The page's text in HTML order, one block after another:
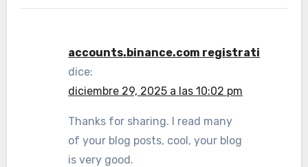
accounts.binance.com registrati
dice:
diciembre 29, 2025 a las 10:02 pm
Thanks for sharing. I read many
of your blog posts, cool, your blog
is very good.